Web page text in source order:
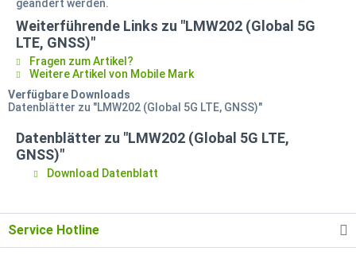
geändert werden.
Weiterführende Links zu "LMW202 (Global 5G
LTE, GNSS)"
Fragen zum Artikel?
Weitere Artikel von Mobile Mark
Verfügbare Downloads
Datenblätter zu "LMW202 (Global 5G LTE, GNSS)"
Datenblätter zu "LMW202 (Global 5G LTE,
GNSS)"
Download Datenblatt
Service Hotline